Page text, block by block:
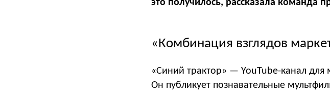
это получилось, рассказала команда
«Комбинация взглядов
«Синий трактор» — YouTube-канал для
Он публикует познавательные